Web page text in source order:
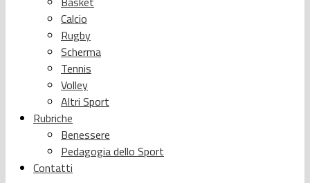
Calcio
Rugby
Scherma
Tennis
Volley
Altri Sport
Rubriche
Benessere
Pedagogia dello Sport
Contatti